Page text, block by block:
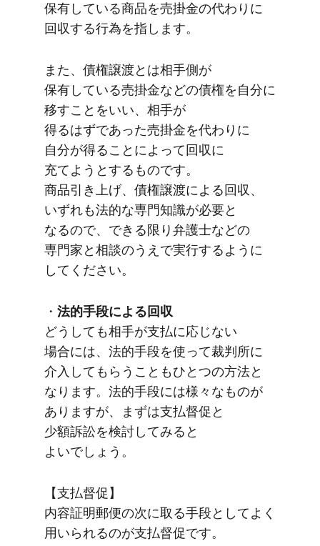
保有している​商品を​売掛金の​代わりに​
回収する​行為を​指します。
また、​債権譲渡とは​相手側が​
保有している​売掛金などの​債権を​自分に​
移すことを​いい、​相手が​
得るはずであった​売掛金を​代わりに​
自分が​得る​ことに​よって​回収に​
充てようとする​ものです。​
商品引き上げ、​債権譲渡に​よる​回収、​
いずれも​法的な​専門知識が​必要と​
なるので、​できる​限り弁護士などの​
専門家と​相談の​うえで​実行するように​
してください。
・ 法的手段に​よる​回収
どうしても​相手が​支払に​応じない​
場合には、​法的手段を​使って​裁判所に​
介入して​もらうことも​ひとつの​方​法と​
なります。​法的手段には​様々な​ものが​
ありますが、​まずは​支払督促と​
少額訴訟を​検討してみると​
よいでしょう。
【支払督促】
内容証明郵便の​次に​取る​手段と​して​よく​
用いられるのが​支払督促です。​